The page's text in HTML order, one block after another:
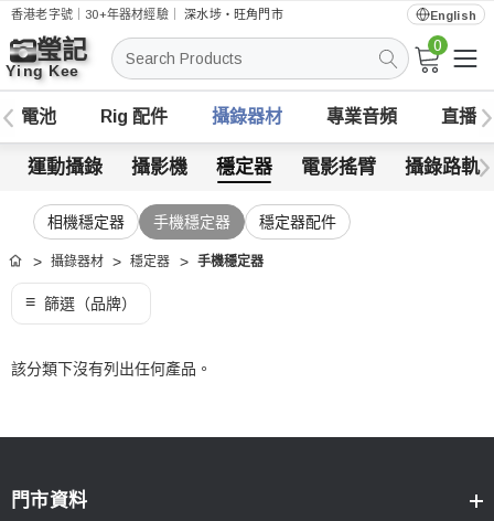
香港老字號｜30+年器材經驗｜深水埗・旺角門市 English
搜
索
0
電池 Rig 配件 攝錄器材 專業音頻 直播
運動攝錄 攝影機 穩定器 電影搖臂 攝錄路軌
相機穩定器 手機穩定器 穩定器配件
首頁 攝錄器材 穩定器 手機穩定器
該分類下沒有列出任何產品。
門市資料